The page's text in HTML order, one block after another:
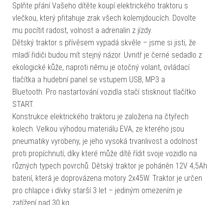
Splňte přání Vašeho dítěte koupí elektrického traktoru s
vlečkou, který přitahuje zrak všech kolemjdoucích. Dovolte
mu pocítit radost, volnost a adrenalin z jízdy.
Dětský traktor s přívěsem vypadá skvěle – jsme si jisti, že
mladí řidiči budou mít stejný názor. Uvnitř je černé sedadlo z
ekologické kůže, naproti němu je otočný volant, ovládací
tlačítka a hudební panel se vstupem USB, MP3 a
Bluetooth. Pro nastartování vozidla stačí stisknout tlačítko
START.
Konstrukce elektrického traktoru je založena na čtyřech
kolech. Velkou výhodou materiálu EVA, ze kterého jsou
pneumatiky vyrobeny, je jeho vysoká trvanlivost a odolnost
proti propíchnutí, díky které může dítě řídit svoje vozidlo na
různých typech povrchů. Dětský traktor je poháněn 12V 4,5Ah
baterií, která je doprovázena motory 2x45W. Traktor je určen
pro chlapce i dívky starší 3 let – jediným omezením je
zatížení nad 30 kg.